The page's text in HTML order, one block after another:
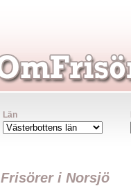
Län
Frisörer i Norsjö